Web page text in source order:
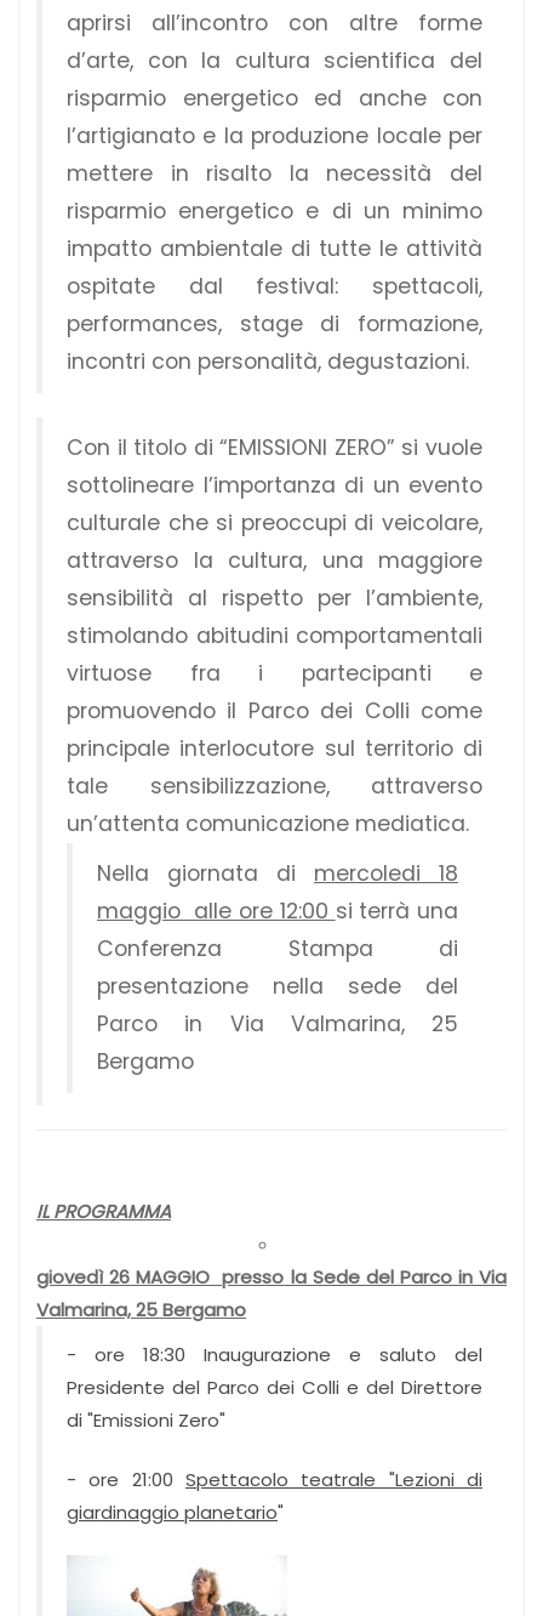
aprirsi all’incontro con altre forme
d’arte, con la cultura scientifica del
risparmio energetico ed anche con
l’artigianato e la produzione locale per
mettere in risalto la necessità del
risparmio energetico e di un minimo
impatto ambientale di tutte le attività
ospitate dal festival: spettacoli,
performances, stage di formazione,
incontri con personalità, degustazioni.
Con il titolo di “EMISSIONI ZERO” si vuole
sottolineare l’importanza di un evento
culturale che si preoccupi di veicolare,
attraverso la cultura, una maggiore
sensibilità al rispetto per l’ambiente,
stimolando abitudini comportamentali
virtuose fra i partecipanti e
promuovendo il Parco dei Colli come
principale interlocutore sul territorio di
tale sensibilizzazione, attraverso
un’attenta comunicazione mediatica.
Nella giornata di mercoledi 18
maggio alle ore 12:00 si terrà una
Conferenza Stampa di
presentazione nella sede del
Parco in Via Valmarina, 25
Bergamo
IL PROGRAMMA
giovedì 26 MAGGIO presso la Sede del Parco in Via
Valmarina, 25 Bergamo
- ore 18:30 Inaugurazione e saluto del
Presidente del Parco dei Colli e del Direttore
di "Emissioni Zero"
- ore 21:00 Spettacolo teatrale "Lezioni di
giardinaggio planetario"